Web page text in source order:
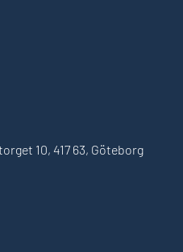
10, 417 63, Göteborg